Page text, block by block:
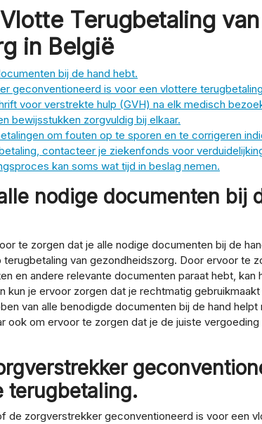
Terugbetaling van
in België
bij de hand hebt.
geconventioneerd is voor een vlottere
voor verstrekte hulp (GVH) na elk medisch
bewijsstukken zorgvuldig bij elkaar.
om fouten op te sporen en te corrigeren
contacteer je ziekenfonds voor
kan soms wat tijd in beslag nemen.
nodige documenten bij
te zorgen dat je alle nodige documenten bij de
van gezondheidszorg. Door ervoor te
en andere relevante documenten paraat hebt, kan
kun je ervoor zorgen dat je rechtmatig gebruikmaakt
van alle benodigde documenten bij de hand helpt
ook om ervoor te zorgen dat je de juiste
terugbetaling.
de zorgverstrekker geconventioneerd is voor een